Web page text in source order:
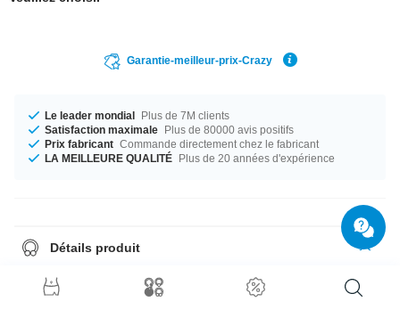
Garantie-meilleur-prix-Crazy
Le leader mondial Plus de 7M clients
Satisfaction maximale Plus de 80000 avis positifs
Prix fabricant Commande directement chez le fabricant
LA MEILLEURE QUALITÉ Plus de 20 années d'expérience
Détails produit
color is Crystal which makes it the ideal companion. Un beau piercing
d'une qualité irréprochable à un prix imbattable tout frais sorti de notre